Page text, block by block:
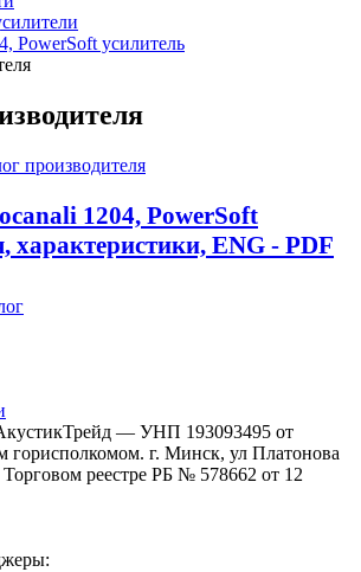
PowerSoft усилитель
производителя
1204, PowerSoft
характеристики, ENG - PDF
— УНП 193093495 от
горисполкомом. г. Минск, ул Платонова
Торговом реестре РБ № 578662 от 12